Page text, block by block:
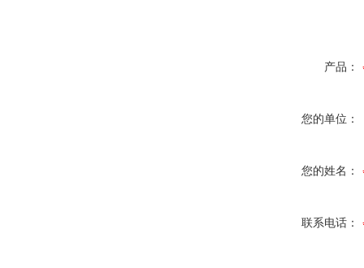
产品：
您的单位：
您的姓名：
联系电话：